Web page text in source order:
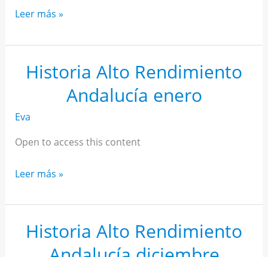
Historia
Rendimiento
Andalucía
febrero
Leer más »
Historia Alto Rendimiento
Andalucía enero
Eva
Open to access this content
Historia
Rendimiento
Andalucía
enero
Leer más »
Historia Alto Rendimiento